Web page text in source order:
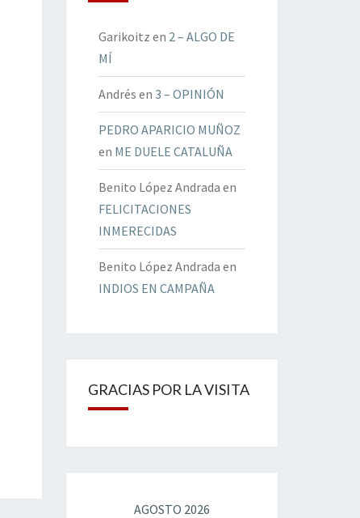
Garikoitz en 2 – ALGO DE
MÍ
Andrés en 3 – OPINIÓN
PEDRO APARICIO MUÑOZ
en ME DUELE CATALUÑA
Benito López Andrada en
FELICITACIONES
INMERECIDAS
Benito López Andrada en
INDIOS EN CAMPAÑA
GRACIAS POR LA VISITA
AGOSTO 2026